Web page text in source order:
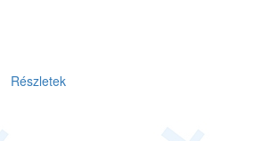
Részletek